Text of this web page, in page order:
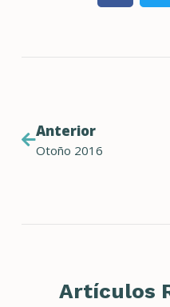
Anterior
Otoño 2016
Artículos